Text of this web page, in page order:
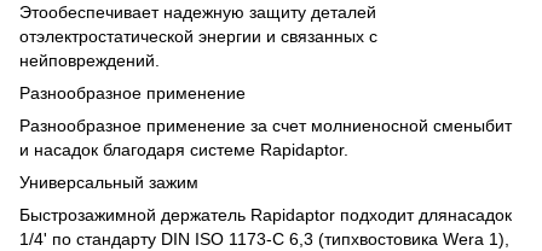
Этообеспечивает надежную защиту деталей
отэлектростатической энергии и связанных с
нейповреждений.
Разнообразное применение
Разнообразное применение за счет молниеносной сменыбит
и насадок благодаря системе Rapidaptor.
Универсальный зажим
Быстрозажимной держатель Rapidaptor подходит длянасадок
1/4' по стандарту DIN ISO 1173-C 6,3 (типхвостовика Wera 1),